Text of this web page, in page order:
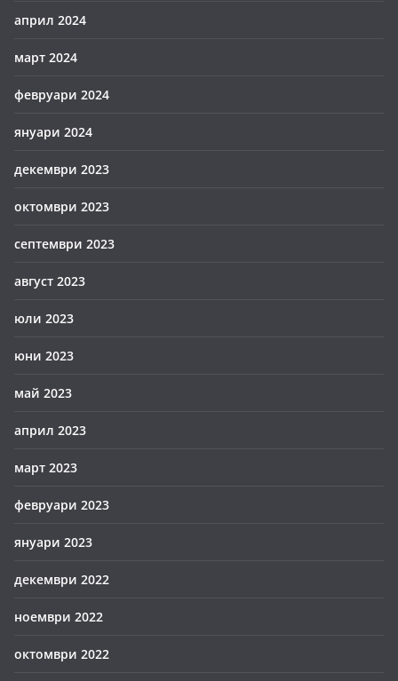
април 2024
март 2024
февруари 2024
януари 2024
декември 2023
октомври 2023
септември 2023
август 2023
юли 2023
юни 2023
май 2023
април 2023
март 2023
февруари 2023
януари 2023
декември 2022
ноември 2022
октомври 2022